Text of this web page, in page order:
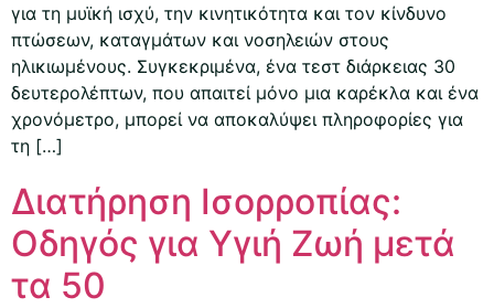
για τη μυϊκή ισχύ, την κινητικότητα και τον κίνδυνο
πτώσεων, καταγμάτων και νοσηλειών στους
ηλικιωμένους. Συγκεκριμένα, ένα τεστ διάρκειας 30
δευτερολέπτων, που απαιτεί μόνο μια καρέκλα και ένα
χρονόμετρο, μπορεί να αποκαλύψει πληροφορίες για
τη […]
Διατήρηση Ισορροπίας:
Οδηγός για Υγιή Ζωή μετά
τα 50